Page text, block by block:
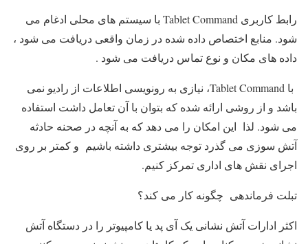
رابط کاربری Tablet Command با سیستم های محلی ادغام می
شود. منابع اختصاص داده شده در زمان واقعی دریافت می شود ،
داده های مکان و نوع تماس دریافت می شود .
با Tablet Command، نیازی به رونویسی اطلاعات از رادیو نمی
باشد و از روشی ارائه شده که بتوان با آن تعامل داشت استفاده
می شود. لذا این امکان را می دهد که به آنچه در صحنه حادثه
آتش سوزی می گذرد توجه بیشتری داشته باشیم و کمتر بر روی
اجرای نقش های اداری تمرکز کنیم.
تبلت فرماندهی چگونه کار می کند؟
اکثر ادارات آتش نشانی یک آی پد یا کامپیوتر را در دستگاه آتش